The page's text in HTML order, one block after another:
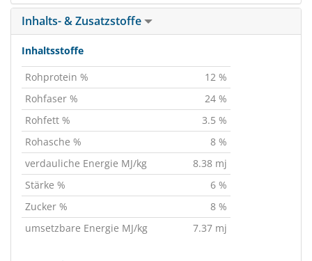
Inhalts- & Zusatzstoffe
Inhaltsstoffe
Rohprotein %
12 %
Rohfaser %
24 %
Rohfett %
3.5 %
Rohasche %
8 %
verdauliche Energie MJ/kg
8.38 mj
Stärke %
6 %
Zucker %
8 %
umsetzbare Energie MJ/kg
7.37 mj